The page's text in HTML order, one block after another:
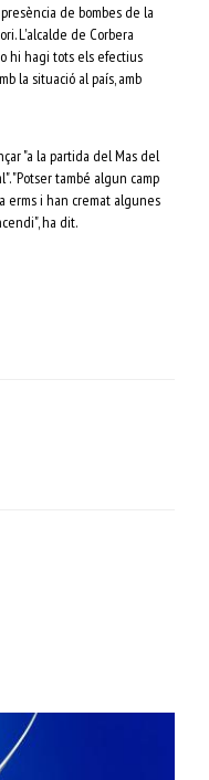
de bombes de la
L'alcalde de Corbera
hi hagi tots els efectius
la situació al país, amb
"a la partida del Mas del
"Potser també algun camp
erms i han cremat algunes
ha dit.